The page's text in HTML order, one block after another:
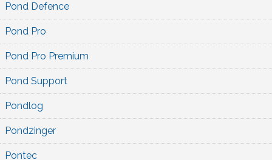
Pond Defence
Pond Pro
Pond Pro Premium
Pond Support
Pondlog
Pondzinger
Pontec